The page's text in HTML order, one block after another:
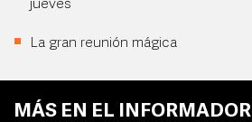
jueves
La gran reunión mágica
MÁS EN EL INFORMADOR